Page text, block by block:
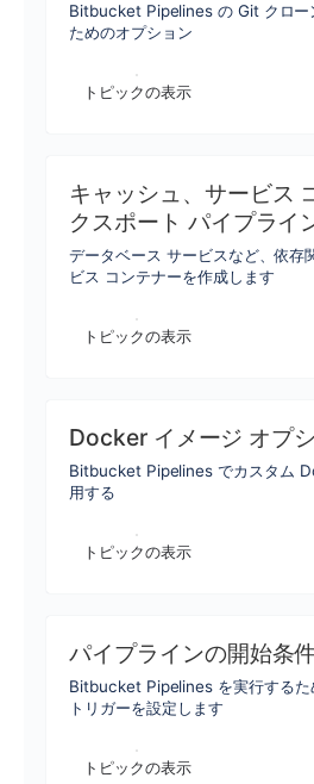
Bitbucket Pipelines の Git クロー
ためのオプション
トピックの表示
キャッシュ、サービス
クスポート パイプライ
データベース サービスなど、依存
ビス コンテナーを作成します
トピックの表示
Docker イメージ オプ
Bitbucket Pipelines でカスタム
用する
トピックの表示
パイプラインの開始条
Bitbucket Pipelines を実行するた
トリガーを設定します
トピックの表示